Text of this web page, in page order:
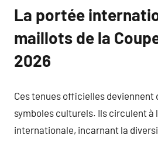
La portée
maillots de la
2026
Ces tenues officielles deviennent
symboles culturels. Ils circulent à
internationale, incarnant la